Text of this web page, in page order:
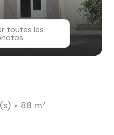
toutes les
88 m²